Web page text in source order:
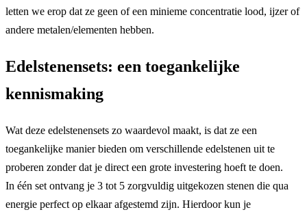
letten we erop dat ze geen of een minieme concentratie lood, ijzer of
andere metalen/elementen hebben.
Edelstenensets: een toegankelijke
kennismaking
Wat deze edelstenensets zo waardevol maakt, is dat ze een
toegankelijke manier bieden om verschillende edelstenen uit te
proberen zonder dat je direct een grote investering hoeft te doen.
In één set ontvang je 3 tot 5 zorgvuldig uitgekozen stenen die qua
energie perfect op elkaar afgestemd zijn. Hierdoor kun je